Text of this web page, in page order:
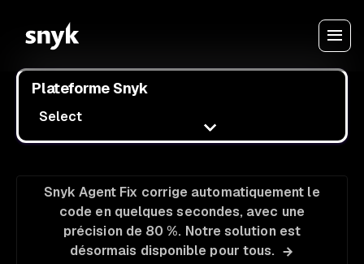
Plateforme Snyk
Select
Snyk Agent Fix corrige automatiquement le
code en quelques secondes, avec une
précision de 80 %. Notre solution est
désormais disponible pour tous.